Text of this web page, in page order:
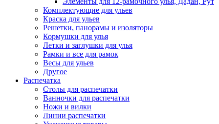
Комплектующие для ульев
Краска для ульев
Решетки, панорамы и изоляторы
Кормушки для улья
Летки и заглушки для улья
Рамки и все для рамок
Весы для ульев
Другое
Распечатка
Столы для распечатки
Ванночки для распечатки
Ножи и вилки
Линии распечатки